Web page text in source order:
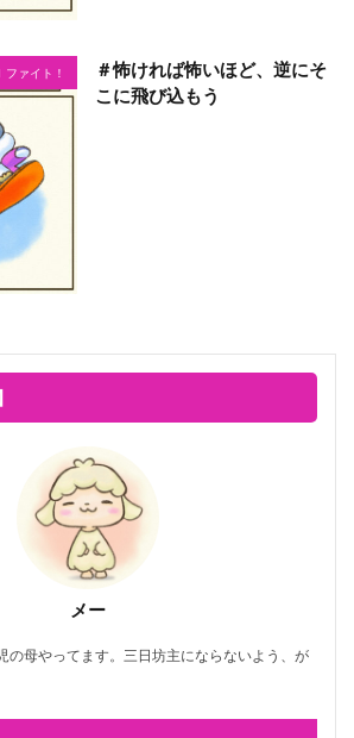
ファイト！
＃怖ければ怖いほど、逆にそ
こに飛び込もう
メー
の母やってます。三日坊主にならないよう、が